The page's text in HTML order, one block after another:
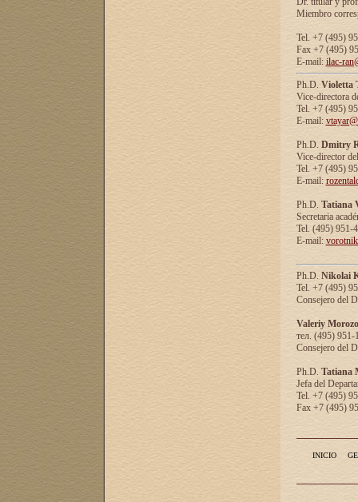
Miembro
Tel. +7 (495)
Fax +7 (495)
E-mail: ilac-
Ph.D. Violetta
Vice-directora
Tel. +7 (495)
E-mail:
Ph.D. Dmitry
Vice-director
Tel. +7 (495)
E-mail:
Ph.D. Tatiana
Secretaria
Tel. (495) 951-
E-mail:
Ph.D. Nikolai
Tel. +7 (495)
Consejero del
Valeriy
тел. (495) 951-
Consejero del
Ph.D. Tatiana
Jefa del
Tel. +7 (495)
Fax +7 (495)
INICIO